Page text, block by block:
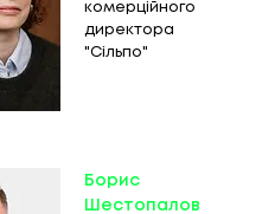
комерційного
директора
"Сільпо"
Борис
Шестопалов